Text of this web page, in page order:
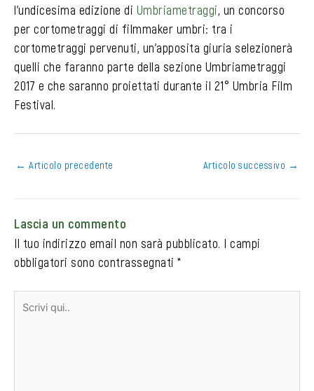
l’undicesima edizione di Umbriametraggi, un concorso
per cortometraggi di filmmaker umbri: tra i
cortometraggi pervenuti, un’apposita giuria selezionerà
quelli che faranno parte della sezione Umbriametraggi
2017 e che saranno proiettati durante il 21° Umbria Film
Festival.
← Articolo precedente Articolo successivo →
Lascia un commento
Il tuo indirizzo email non sarà pubblicato. I campi
obbligatori sono contrassegnati *
Scrivi